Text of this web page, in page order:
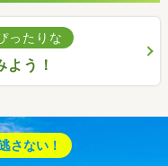
ったりな
う！
さない！